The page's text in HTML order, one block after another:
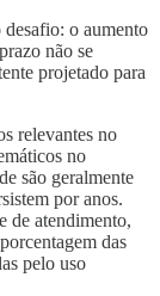
o aumento
não se
projetado para
relevantes no
no
são geralmente
por anos.
de atendimento,
das
pelo uso